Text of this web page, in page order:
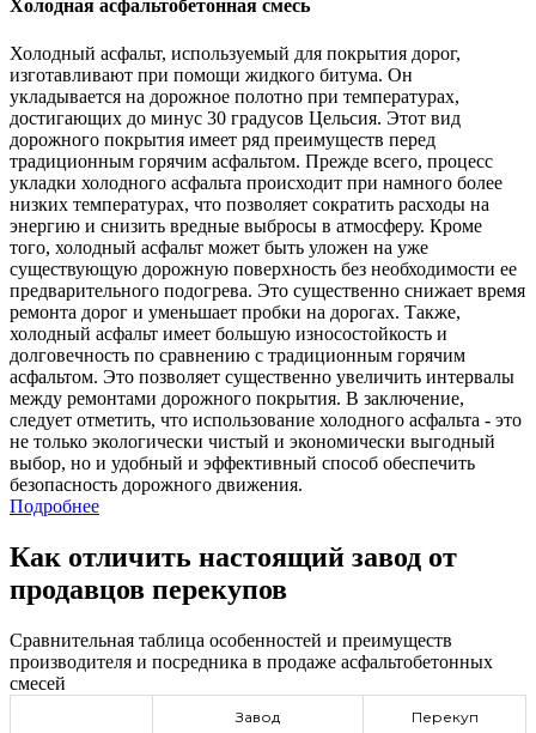
Холодная асфальтобетонная смесь
Холодный асфальт, используемый для покрытия дорог,
изготавливают при помощи жидкого битума. Он
укладывается на дорожное полотно при температурах,
достигающих до минус 30 градусов Цельсия. Этот вид
дорожного покрытия имеет ряд преимуществ перед
традиционным горячим асфальтом. Прежде всего, процесс
укладки холодного асфальта происходит при намного более
низких температурах, что позволяет сократить расходы на
энергию и снизить вредные выбросы в атмосферу. Кроме
того, холодный асфальт может быть уложен на уже
существующую дорожную поверхность без необходимости ее
предварительного подогрева. Это существенно снижает время
ремонта дорог и уменьшает пробки на дорогах. Также,
холодный асфальт имеет большую износостойкость и
долговечность по сравнению с традиционным горячим
асфальтом. Это позволяет существенно увеличить интервалы
между ремонтами дорожного покрытия. В заключение,
следует отметить, что использование холодного асфальта - это
не только экологически чистый и экономически выгодный
выбор, но и удобный и эффективный способ обеспечить
безопасность дорожного движения.
Подробнее
Как отличить настоящий завод от
продавцов перекупов
Сравнительная таблица особенностей и преимуществ
производителя и посредника в продаже асфальтобетонных
смесей
Завод Перекуп